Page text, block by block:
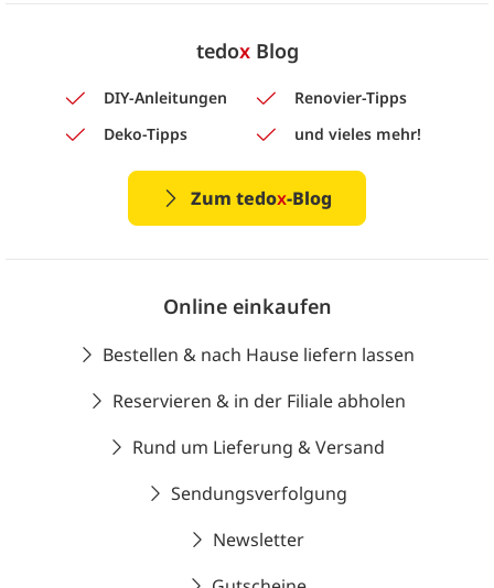
tedoxBlog
DIY-Anleitungen
Renovier-Tipps
Deko-Tipps
und vieles mehr!
Zum tedox-Blog
Online einkaufen
Bestellen & nach Hause liefern lassen
Reservieren & in der Filiale abholen
Rund um Lieferung & Versand
Sendungsverfolgung
Newsletter